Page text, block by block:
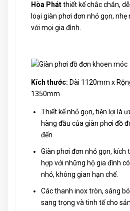
Hòa Phátthiết kế chắc chắn,
loại giàn phơi đơn nhỏ gọn, nhẹ
với mọi gia đình.
Kích thước: Dài 1120mm x
1350mm
Thiết kế nhỏ gọn, tiện lợi là
hàng đầu của giàn phơi đồ
đến.
Giàn phơi đơn nhỏ gọn, kích
hợp với những hộ gia đình
nhỏ, không gian hạn chế.
Các thanh inox tròn, sáng
sang trọng và tinh tế cho